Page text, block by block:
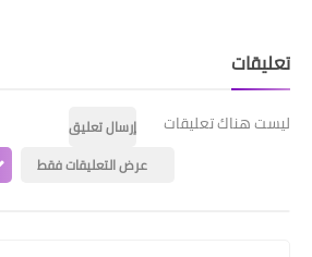
تعليقات
ليست هناك تعليقات
إرسال تعليق
عرض التعليقات فقط